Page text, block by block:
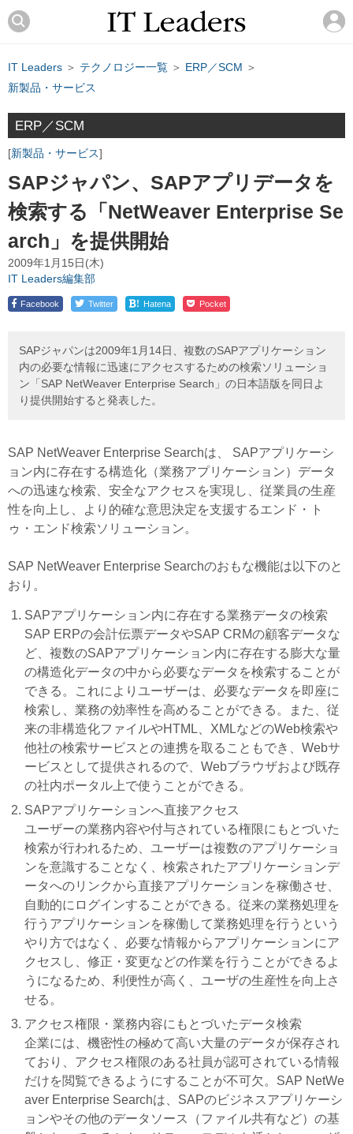
IT Leaders ＞ テクノロジー一覧 ＞ ERP／SCM ＞
新製品・サービス
ERP／SCM
新製品・サービス
SAPジャパン、SAPアプリデータを
検索する「NetWeaver Enterprise Se
arch」を提供開始
2009年1月15日(木)
IT Leaders編集部
Facebook Twitter ! Hatena Pocket
SAPジャパンは2009年1月14日、複数のSAPアプリケーション
内の必要な情報に迅速にアクセスするための検索ソリューショ
ン「SAP NetWeaver Enterprise Search」の日本語版を同日よ
り提供開始すると発表した。
SAP NetWeaver Enterprise Searchは、 SAPアプリケーシ
ョン内に存在する構造化（業務アプリケーション）データ
への迅速な検索、安全なアクセスを実現し、従業員の生産
性を向上し、より的確な意思決定を支援するエンド・ト
ゥ・エンド検索ソリューション。
SAP NetWeaver Enterprise Searchのおもな機能は以下のと
おり。
SAPアプリケーション内に存在する業務データの検索
SAP ERPの会計伝票データやSAP CRMの顧客データな
ど、複数のSAPアプリケーション内に存在する膨大な量
の構造化データの中から必要なデータを検索することが
できる。これによりユーザーは、必要なデータを即座に
検索し、業務の効率性を高めることができる。また、従
来の非構造化ファイルやHTML、XMLなどのWeb検索や
他社の検索サービスとの連携を取ることもでき、Webサ
ービスとして提供されるので、Webブラウザおよび既存
の社内ポータル上で使うことができる。
SAPアプリケーションへ直接アクセス
ユーザーの業務内容や付与されている権限にもとづいた
検索が行われるため、ユーザーは複数のアプリケーショ
ンを意識することなく、検索されたアプリケーションデ
ータへのリンクから直接アプリケーションを稼働させ、
自動的にログインすることができる。従来の業務処理を
行うアプリケーションを稼働して業務処理を行うという
やり方ではなく、必要な情報からアプリケーションにア
クセスし、修正・変更などの作業を行うことができるよ
うになるため、利便性が高く、ユーザの生産性を向上さ
せる。
アクセス権限・業務内容にもとづいたデータ検索
企業には、機密性の極めて高い大量のデータが保存され
ており、アクセス権限のある社員が認可されている情報
だけを閲覧できるようにすることが不可欠。SAP NetWe
aver Enterprise Searchは、SAPのビジネスアプリケーシ
ョンやその他のデータソース（ファイル共有など）の基